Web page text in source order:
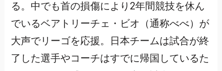
る。中でも首の損傷により2年間競技を休ん
でいるベアトリーチェ・ビオ（通称べべ）が
大声でリーゴを応援。日本チームは試合が終
了した選手やコーチはすでに帰国しているた